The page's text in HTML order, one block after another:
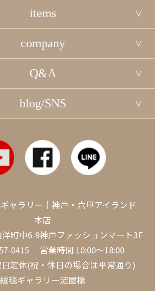
items
company
Q&A
blog/SNS
ャラリー｜神戸・六甲アイランド
本店
町中6-9神戸ファッションマート3F
0415 営業時間 10:00～18:00
定休(祝・休日の場合は平常通り)
絨毯ギャラリー淀屋橋